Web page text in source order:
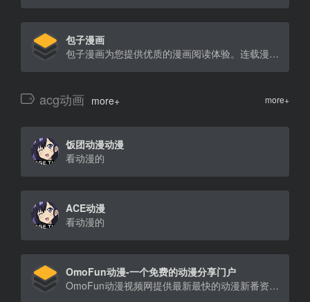
包子漫画
包子漫画为您提供优质的漫画阅读体验。连载漫画，免费漫画，玄幻漫画，言情漫画，穿越漫画，都市漫画，仙侠漫画，武侠漫画，现代言情漫画，古代言情漫画，灵异漫画，游戏漫画，历史漫画，悬疑漫画，科幻漫画，竞技体育漫画，军事漫画，青春漫画，耽美漫画，日漫，国漫，看不完的漫画，漫画阅读网站，就在包子漫画
acg动画 more+ more+
饭团动漫动漫
看动漫的
ACE动漫
看动漫的
OmoFun动漫-一个免费的动漫分享门户
OmoFun动漫视频网提供最新最快的动漫新番资讯和在线播放，开心看动漫，无圣骑、无暗牧。